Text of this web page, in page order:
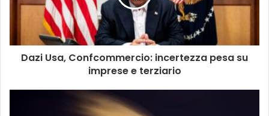
Dazi Usa, Confcommercio: incertezza pesa su
imprese e terziario